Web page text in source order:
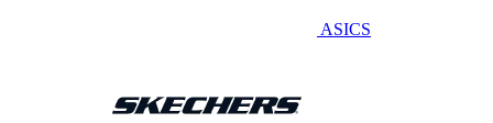
ASICS